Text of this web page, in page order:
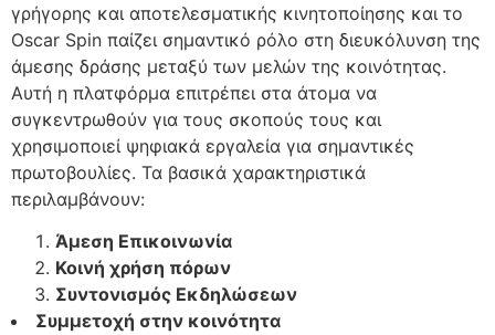
γρήγορης και αποτελεσματικής κινητοποίησης και το
Oscar Spin παίζει σημαντικό ρόλο στη διευκόλυνση της
άμεσης δράσης μεταξύ των μελών της κοινότητας.
Αυτή η πλατφόρμα επιτρέπει στα άτομα να
συγκεντρωθούν για τους σκοπούς τους και
χρησιμοποιεί ψηφιακά εργαλεία για σημαντικές
πρωτοβουλίες. Τα βασικά χαρακτηριστικά
περιλαμβάνουν:
Άμεση Επικοινωνία
Κοινή χρήση πόρων
Συντονισμός Εκδηλώσεων
Συμμετοχή στην κοινότητα